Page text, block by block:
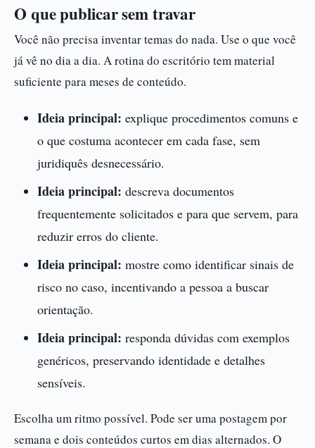
O que publicar sem travar
Você não precisa inventar temas do nada. Use o que você
já vê no dia a dia. A rotina do escritório tem material
suficiente para meses de conteúdo.
Ideia principal: explique procedimentos comuns e
o que costuma acontecer em cada fase, sem
juridiquês desnecessário.
Ideia principal: descreva documentos
frequentemente solicitados e para que servem, para
reduzir erros do cliente.
Ideia principal: mostre como identificar sinais de
risco no caso, incentivando a pessoa a buscar
orientação.
Ideia principal: responda dúvidas com exemplos
genéricos, preservando identidade e detalhes
sensíveis.
Escolha um ritmo possível. Pode ser uma postagem por
semana e dois conteúdos curtos em dias alternados. O